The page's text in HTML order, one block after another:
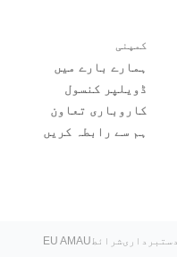
کمپنی
ہمارے بارے میں
ڈویلپر کنسول
کاروباری تعاون
ہم سے رابطہ کریں
شرائط EU AMAU